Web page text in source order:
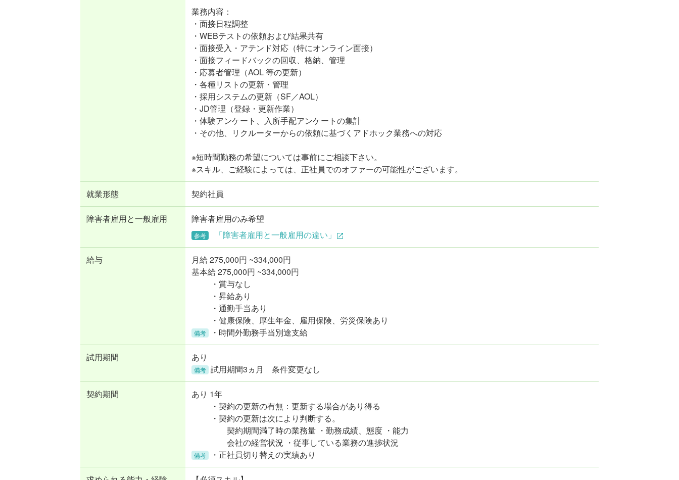
業務内容：
・面接日程調整
・WEBテストの依頼および結果共有
・面接受入・アテンド対応（特にオンライン面接）
・面接フィードバックの回収、格納、管理
・応募者管理（AOL 等の更新）
・各種リストの更新・管理
・採用システムの更新（SF／AOL）
・JD管理（登録・更新作業）
・体験アンケート、入所手配アンケートの集計
・その他、リクルーターからの依頼に基づくアドホック業務への対応
※短時間勤務の希望については事前にご相談下さい。
※スキル、ご経験によっては、正社員でのオファーの可能性がございます。
就業形態 契約社員
障害者雇用と一般雇用 障害者雇用のみ希望
参考 「障害者雇用と一般雇用の違い」
給与 月給275,000円 ~334,000円
基本給 275,000円 ~334,000円
備考
・賞与なし
・昇給あり
・通勤手当あり
・健康保険、厚生年金、雇用保険、労災保険あり
・時間外勤務手当別途支給
試用期間 あり
備考 試用期間3ヵ月 条件変更なし
契約期間 あり 1年
備考
・契約の更新の有無：更新する場合があり得る
・契約の更新は次により判断する。
契約期間満了時の業務量 ・勤務成績、態度 ・能力
会社の経営状況 ・従事している業務の進捗状況
・正社員切り替えの実績あり